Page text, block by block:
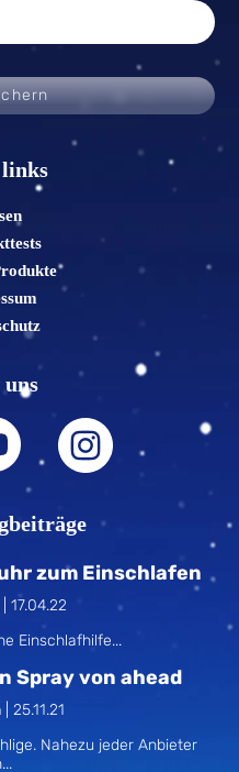
uns
zum Einschlafen
17.04.22
Einschlafhilfe...
Spray von ahead
| 25.11.21
Nahezu jeder Anbieter